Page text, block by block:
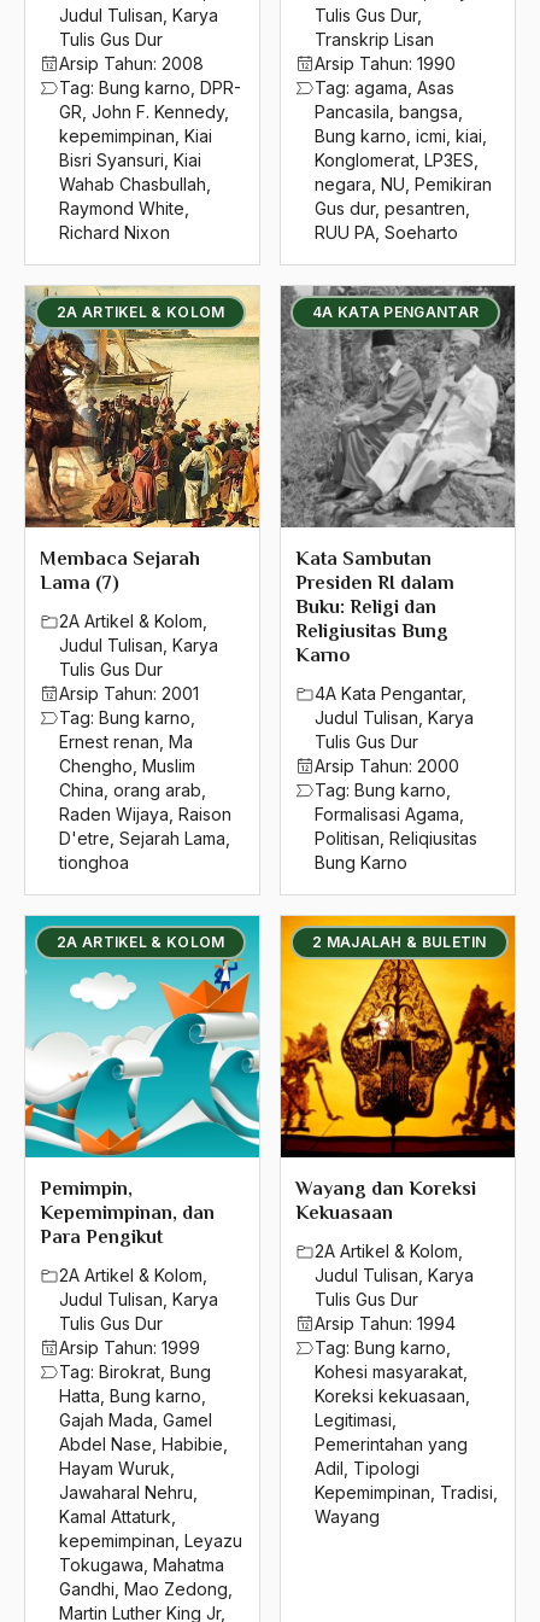
Judul Tulisan Karya
Tulis Gus Dur
Arsip Tahun: 2008
Tag: Bung karno DPR-
GR John F. Kennedy,
kepemimpinan Kiai
Bisri Syansuri Kiai
Wahab Chasbullah
Raymond White
Richard Nixon
Tulis Gus Dur,
Transkrip Lisan
Arsip Tahun: 1990
Tag: agama Asas
Pancasila bangsa
Bung karno icmi kiai
Konglomerat LP3ES
negara NU Pemikiran
Gus dur, pesantren
RUU PA Soeharto
2A ARTIKEL & KOLOM
Membaca Sejarah
Lama (7)
2A Artikel & Kolom
Judul Tulisan Karya
Tulis Gus Dur
Arsip Tahun: 2001
Tag: Bung karno
Ernest renan Ma
Chengho Muslim
China orang arab
Raden Wijaya Raison
D'etre Sejarah Lama
tionghoa
4A KATA PENGANTAR
Kata Sambutan
Presiden RI dalam
Buku: Religi dan
Religiusitas Bung
Karno
4A Kata Pengantar,
Judul Tulisan Karya
Tulis Gus Dur
Arsip Tahun: 2000
Tag: Bung karno
Formalisasi Agama
Politisan Reliqiusitas
Bung Karno
2A ARTIKEL & KOLOM
Pemimpin,
Kepemimpinan, dan
Para Pengikut
2A Artikel & Kolom
Judul Tulisan Karya
Tulis Gus Dur
Arsip Tahun: 1999
Tag: Birokrat Bung
Hatta Bung karno
Gajah Mada Gamel
Abdel Nase Habibie
Hayam Wuruk
Jawaharal Nehru
Kamal Attaturk
kepemimpinan Leyazu
Tokugawa Mahatma
Gandhi Mao Zedong
Martin Luther King Jr,
2 MAJALAH & BULETIN
Wayang dan Koreksi
Kekuasaan
2A Artikel & Kolom
Judul Tulisan Karya
Tulis Gus Dur
Arsip Tahun: 1994
Tag: Bung karno
Kohesi masyarakat
Koreksi kekuasaan
Legitimasi
Pemerintahan yang
Adil Tipologi
Kepemimpinan Tradisi
Wayang
2016
2015
2014
2013
2012
2011
2010
2009
2008
2007
2006
2005
2004
2002
2001
2000
1999
1998
1996
1992
1991
1990
1989
1988
1987
1986
1985
1984
1983
1982
1981
Caligula
Calon Legislatif
Calon presiden
Capres
Carlos Alberto Parreira
Carlos Alberto Perreira
Catatan Etnografis
Catenaccio
Cendekiawan
cendekiawan muslim
Cendikiawan
Chalid Mawardi
Chaplin
Charles Issawi
Charles Torrey
Chechnya
Chiang Che Min
china
Cholid Mawardi
cina
cina muslim
cinta kongkret
cinta konseptual
Cinta Tanah Air
Cirebon
cita-cita
Clash of Civilization
clash of civilizations
Clemens Westerhoff
Clifford Geertz
Columbus
Communist Party of China
counter terrorism